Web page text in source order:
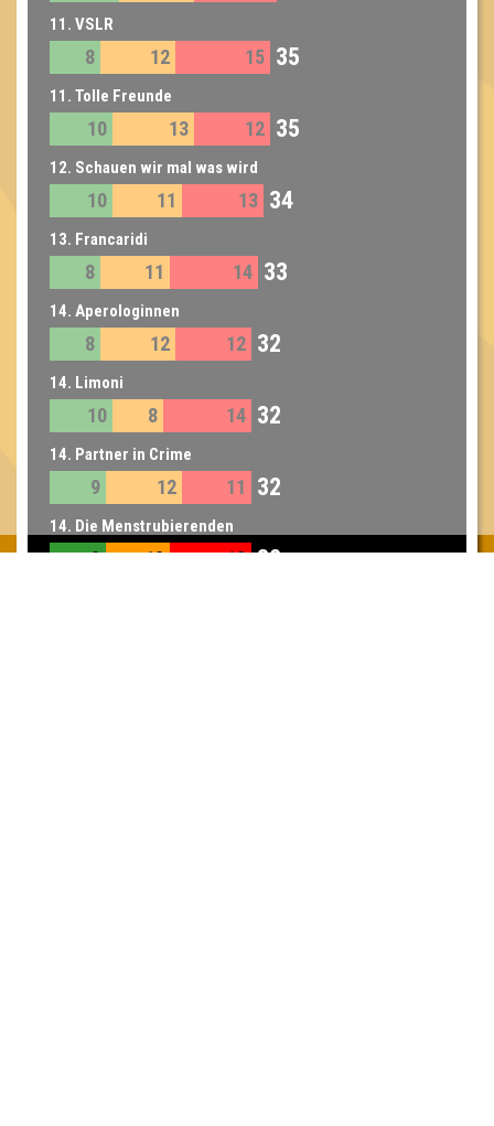
11. VSLR
8 12 15 35
11. Tolle Freunde
10 13 12 35
12. Schauen wir mal was wird
10 11 13 34
13. Francaridi
8 11 14 33
14. Aperologinnen
8 12 12 32
14. Limoni
10 8 14 32
14. Partner in Crime
9 12 11 32
14. Die Menstrubierenden
9 10 13 32